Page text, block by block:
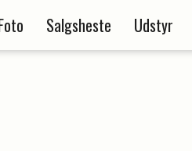
Salgsheste Udstyr